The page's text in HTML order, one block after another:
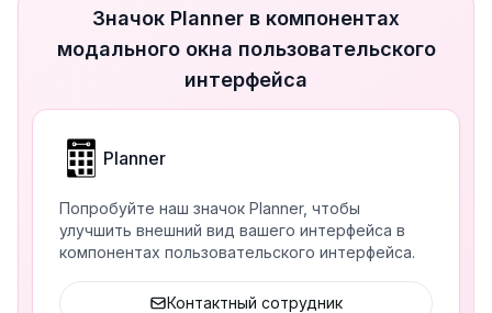
Значок Planner в компонентах
модального окна пользовательского
интерфейса
Planner
Попробуйте наш значок Planner, чтобы
улучшить внешний вид вашего интерфейса в
компонентах пользовательского интерфейса.
Контактный сотрудник